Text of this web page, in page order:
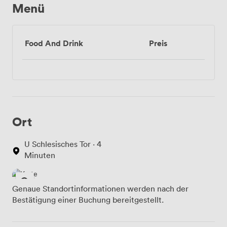
Menü
Food And Drink Preis
Ort
U Schlesisches Tor · 4
Minuten
Genaue Standortinformationen werden nach der
Bestätigung einer Buchung bereitgestellt.